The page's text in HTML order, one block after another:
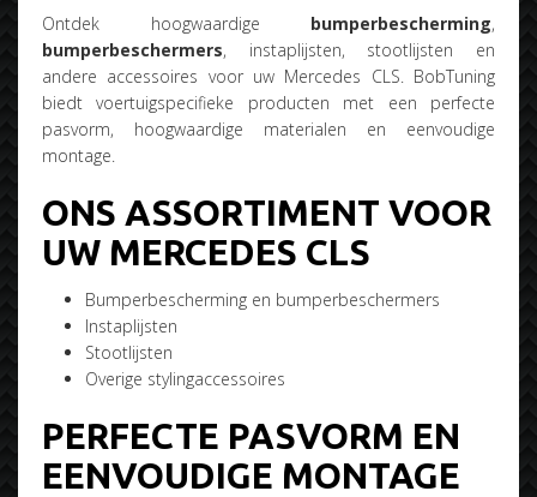
Ontdek hoogwaardige bumperbescherming,
bumperbeschermers, instaplijsten, stootlijsten en
andere accessoires voor uw Mercedes CLS. BobTuning
biedt voertuigspecifieke producten met een perfecte
pasvorm, hoogwaardige materialen en eenvoudige
montage.
ONS ASSORTIMENT VOOR
UW MERCEDES CLS
Bumperbescherming en bumperbeschermers
Instaplijsten
Stootlijsten
Overige stylingaccessoires
PERFECTE PASVORM EN
EENVOUDIGE MONTAGE